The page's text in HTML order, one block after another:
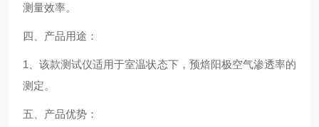
测量效率。
四、产品用途：
1、该款测试仪适用于室温状态下，预焙阳极空气渗透率的
测定。
五、产品优势：